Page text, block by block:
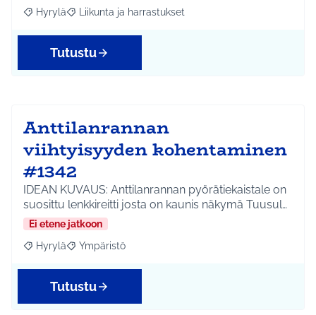
Rajaa tulokset aihepiirin mukaan: Hyrylä
Hyrylä Rajaa tulokset teeman mukaan: Liikunta ja
Liikunta ja harrastukset
Tutustu
Anttilanrannan
viihtyisyyden kohentaminen
#1342
IDEAN KUVAUS: Anttilanrannan pyörätiekaistale on
suosittu lenkkireitti josta on kaunis näkymä Tuusul…
Ei etene jatkoon
Rajaa tulokset aihepiirin mukaan: Hyrylä
Hyrylä Rajaa tulokset teeman mukaan: Ympäristö
Ympäristö
Tutustu